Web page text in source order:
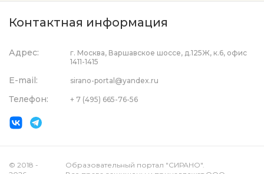
Контактная информация
Адрес:
г. Москва, Варшавское шоссе, д.125Ж, к.6, офис
1411-1415
E-mail: sirano-portal@yandex.ru
Телефон: + 7 (495) 665-76-56
© 2018 -
Образовательный портал "СИРАНО".